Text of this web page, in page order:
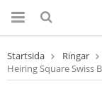
Startsida Ringar
Heiring Square Swiss